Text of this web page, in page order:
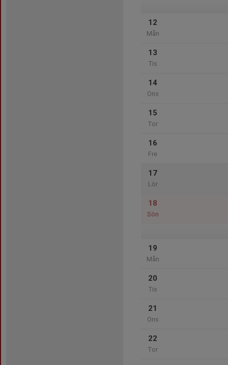
12
Mån
13
Tis
14
Ons
15
Tor
16
Fre
17
Lör
18
Sön
19
Mån
20
Tis
21
Ons
22
Tor